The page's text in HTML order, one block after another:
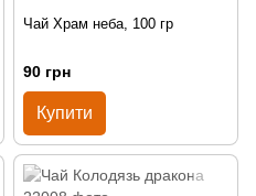
Чай Храм неба, 100 гр
90 грн
Купити